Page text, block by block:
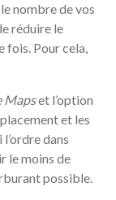
nombre de vos
réduire le
fois. Pour cela,
Mapset l’option
et les
dans
le moins de
possible.